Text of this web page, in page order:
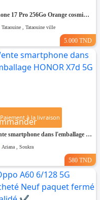
iPhone 17 Pro 256Go Orange cosmique
Tataouine , Tataouine ville
5.000 TND
Paiement à la livraison
Vente smartphone dans l'emballage HONOR X7d 5G
Ariana , Soukra
580 TND